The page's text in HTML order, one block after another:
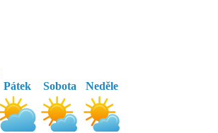
Pátek Sobota Neděle